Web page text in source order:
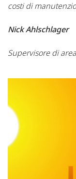
costi di
Nick Ahlschlager​
Supervisore di